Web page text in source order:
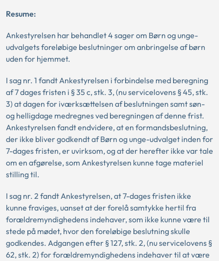
Resume:
Ankestyrelsen har behandlet 4 sager om Børn og unge-
udvalgets foreløbige beslutninger om anbringelse af børn
uden for hjemmet.
I sag nr. 1 fandt Ankestyrelsen i forbindelse med beregning
af 7 dages fristen i § 35 c, stk. 3, (nu servicelovens § 45, stk.
3) at dagen for iværksættelsen af beslutningen samt søn-
og helligdage medregnes ved beregningen af denne frist.
Ankestyrelsen fandt endvidere, at en formandsbeslutning,
der ikke bliver godkendt af Børn og unge-udvalget inden for
7-dages fristen, er uvirksom, og at der herefter ikke var tale
om en afgørelse, som Ankestyrelsen kunne tage materiel
stilling til.
I sag nr. 2 fandt Ankestyrelsen, at 7-dages fristen ikke
kunne fraviges, uanset at der forelå samtykke hertil fra
forældremyndighedens indehaver, som ikke kunne være til
stede på mødet, hvor den foreløbige beslutning skulle
godkendes. Adgangen efter § 127, stk. 2, (nu servicelovens §
62, stk. 2) for forældremyndighedens indehaver til at være